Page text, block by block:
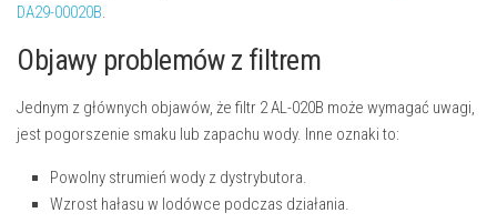
DA29-00020B.
Objawy problemów z filtrem
Jednym z głównych objawów, że filtr 2 AL-020B może wymagać uwagi,
jest pogorszenie smaku lub zapachu wody. Inne oznaki to:
Powolny strumień wody z dystrybutora.
Wzrost hałasu w lodówce podczas działania.